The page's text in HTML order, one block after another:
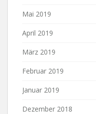
Mai 2019
April 2019
März 2019
Februar 2019
Januar 2019
Dezember 2018